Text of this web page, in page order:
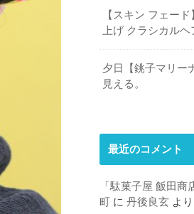
【スキン フェー
上げ クラシカル
夕日【銚子マリ
見える。
最近のコメント
「駄菓子屋 飯田
町 に 丹後良玄 より